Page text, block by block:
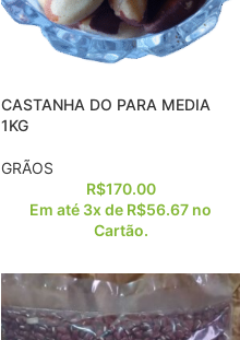
CASTANHA DO PARA MEDIA
1KG
GRÃOS
R$170.00
Em até 3x de R$56.67 no
Cartão.